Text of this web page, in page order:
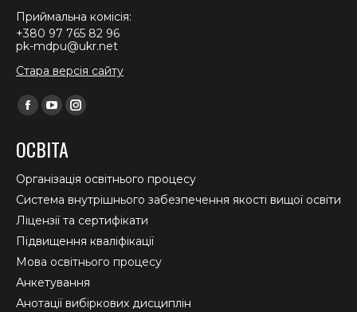
Приймальна комісія:
+380 97 765 82 96
pk-mdpu@ukr.net
Стара версія сайту
Find us on:
Facebook
opens
in
new
window
YouTube
opens
in
new
window
Instagram
in
new
window
ОСВІТА
Організація освітнього процесу
Система внутрішнього забезпечення якості вищої освіти
Ліцензії та сертифікати
Підвищення кваліфікації
Мова освітнього процесу
Анкетування
Анотації вибіркових дисциплін